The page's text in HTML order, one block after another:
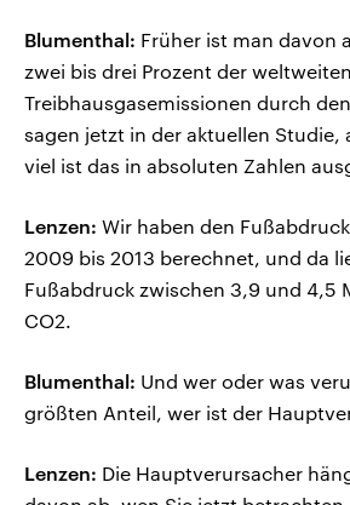
Blumenthal: Früher ist man davon
zwei bis drei Prozent der weltweiten
Treibhausgasemissionen durch
sagen jetzt in der aktuellen Studie,
viel ist das in absoluten Zahlen
Lenzen: Wir haben den
2009 bis 2013 berechnet, und da
Fußabdruck zwischen 3,9 und 4,5
CO2.
Blumenthal: Und wer oder was
größten Anteil, wer ist der
Lenzen: Die Hauptverursacher